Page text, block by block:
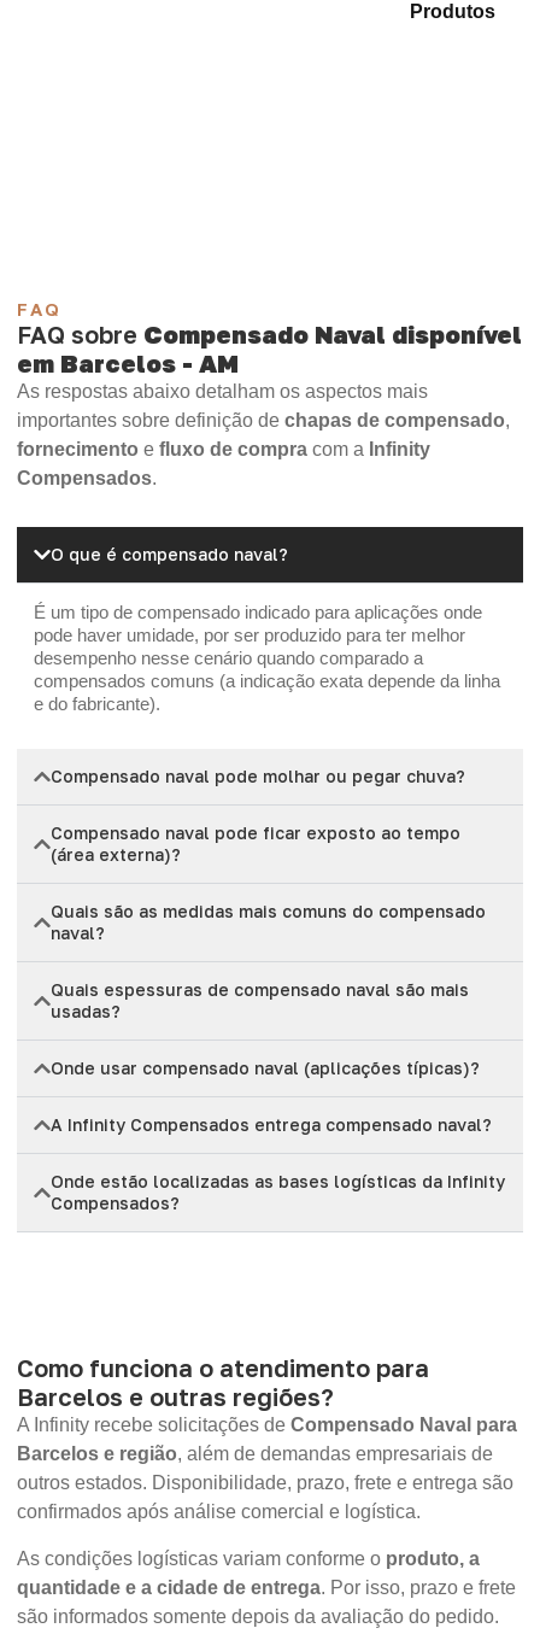
Produtos
FAQ
FAQ sobre Compensado Naval disponível
em Barcelos - AM
As respostas abaixo detalham os aspectos mais
importantes sobre definição de chapas de compensado,
fornecimento e fluxo de compra com a Infinity
Compensados.
O que é compensado naval?
É um tipo de compensado indicado para aplicações onde
pode haver umidade, por ser produzido para ter melhor
desempenho nesse cenário quando comparado a
compensados comuns (a indicação exata depende da linha
e do fabricante).
Compensado naval pode molhar ou pegar chuva?
Compensado naval pode ficar exposto ao tempo
(área externa)?
Quais são as medidas mais comuns do compensado
naval?
Quais espessuras de compensado naval são mais
usadas?
Onde usar compensado naval (aplicações típicas)?
A Infinity Compensados entrega compensado naval?
Onde estão localizadas as bases logísticas da Infinity
Compensados?
Como funciona o atendimento para
Barcelos e outras regiões?
A Infinity recebe solicitações de Compensado Naval para
Barcelos e região, além de demandas empresariais de
outros estados. Disponibilidade, prazo, frete e entrega são
confirmados após análise comercial e logística.
As condições logísticas variam conforme o produto, a
quantidade e a cidade de entrega. Por isso, prazo e frete
são informados somente depois da avaliação do pedido.